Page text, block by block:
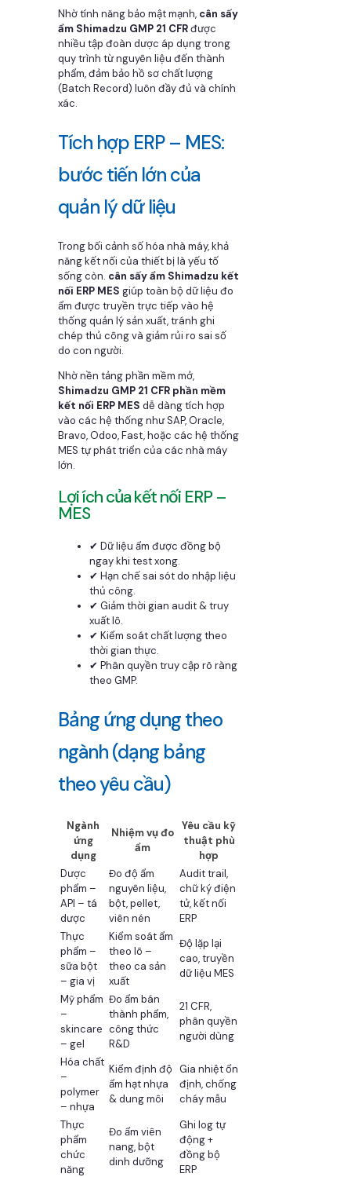
Nhờ tính năng bảo mật mạnh, cân sấy
ẩm Shimadzu GMP 21 CFRđược
nhiều tập đoàn dược áp dụng trong
quy trình từ nguyên liệu đến thành
phẩm, đảm bảo hồ sơ chất lượng
(Batch Record) luôn đầy đủ và chính
xác.
Tích hợp ERP – MES:
bước tiến lớn của
quản lý dữ liệu
Trong bối cảnh số hóa nhà máy, khả
năng kết nối của thiết bị là yếu tố
sống còn. cân sấy ẩm Shimadzu kết
nối ERP MES giúp toàn bộ dữ liệu đo
ẩm được truyền trực tiếp vào hệ
thống quản lý sản xuất, tránh ghi
chép thủ công và giảm rủi ro sai số
do con người.
Nhờ nền tảng phần mềm mở,
Shimadzu GMP 21 CFR phần mềm
kết nối ERP MES dễ dàng tích hợp
vào các hệ thống như SAP, Oracle,
Bravo, Odoo, Fast, hoặc các hệ thống
MES tự phát triển của các nhà máy
lớn.
Lợi ích của kết nối ERP –
MES
✔ Dữ liệu ẩm được đồng bộ
ngay khi test xong.
✔ Hạn chế sai sót do nhập liệu
thủ công.
✔ Giảm thời gian audit & truy
xuất lô.
✔ Kiểm soát chất lượng theo
thời gian thực.
✔ Phân quyền truy cập rõ ràng
theo GMP.
Bảng ứng dụng theo
ngành (dạng bảng
theo yêu cầu)
Ngành
ứng
dụng
Nhiệm vụ đo
ẩm
Yêu cầu kỹ
thuật phù
hợp
Dược
phẩm –
API – tá
dược
Đo độ ẩm
nguyên liệu,
bột, pellet,
viên nén
Audit trail,
chữ ký điện
tử, kết nối
ERP
Thực
phẩm –
sữa bột
– gia vị
Kiểm soát ẩm
theo lô –
theo ca sản
xuất
Độ lặp lại
cao, truyền
dữ liệu MES
Mỹ phẩm
–
skincare
– gel
Đo ẩm bán
thành phẩm,
công thức
R&D
21 CFR,
phân quyền
người dùng
Hóa chất
–
polymer
– nhựa
Kiểm định độ
ẩm hạt nhựa
& dung môi
Gia nhiệt ổn
định, chống
cháy mẫu
Thực
phẩm
chức
năng
Đo ẩm viên
nang, bột
dinh dưỡng
Ghi log tự
động +
đồng bộ
ERP